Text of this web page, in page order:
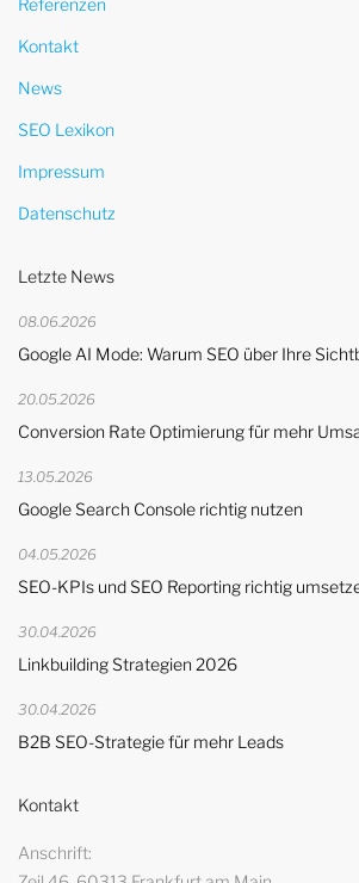
Referenzen
Kontakt
News
SEO Lexikon
Impressum
Datenschutz
Letzte News
08.06.2026
Google AI Mode: Warum SEO über Ihre
20.05.2026
Conversion Rate Optimierung für mehr
13.05.2026
Google Search Console richtig nutzen
04.05.2026
SEO-KPIs und SEO Reporting richtig
30.04.2026
Linkbuilding Strategien 2026
30.04.2026
B2B SEO-Strategie für mehr Leads
Kontakt
Anschrift